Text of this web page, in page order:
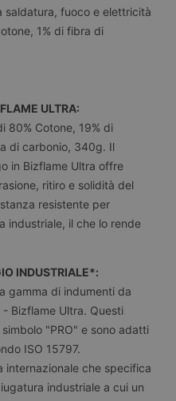
saldatura, fuoco e elettricità
1% di fibra di
ULTRA:
80% Cotone, 19% di
di carbonio, 340g. Il
in Bizflame Ultra offre
ritiro e solidità del
resistente per
industriale, il che lo rende
INDUSTRIALE*:
gamma di indumenti da
Bizflame Ultra. Questi
"PRO" e sono adatti
ISO 15797.
internazionale che specifica
industriale a cui un